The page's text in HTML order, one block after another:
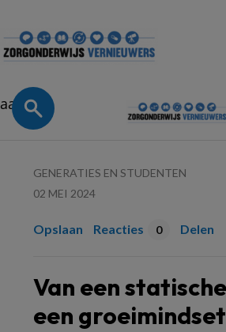
aa
GENERATIES EN STUDENTEN
02 MEI 2024
Opslaan Reacties 0 Delen
Van een
een groeimindset